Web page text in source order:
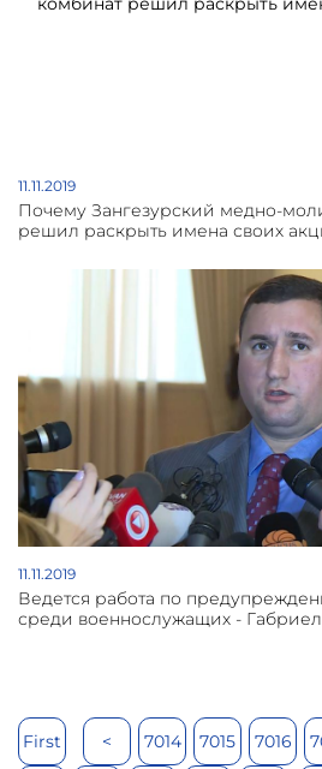
11.11.2019
Почему Зангезурский медно-
решил раскрыть имена своих
11.11.2019
Ведется работа по
среди военнослужащих -
First < 7014 7015 7016